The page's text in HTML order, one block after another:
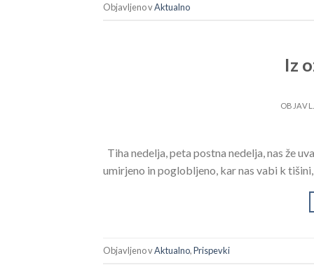
Objavljeno vAktualno
Iz
Tiha nedelja, peta postna nedelja, nas že
umirjeno in poglobljeno, kar nas vabi k
Objavljeno vAktualno,Prispevki